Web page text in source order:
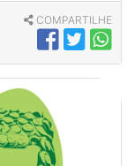
COMPARTILHE